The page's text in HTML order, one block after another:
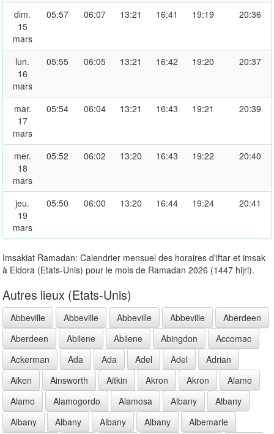
dim.
15
mars
05:57 06:07 13:21 16:41 19:19 20:36
lun.
16
mars
05:55 06:05 13:21 16:42 19:20 20:37
mar.
17
mars
05:54 06:04 13:21 16:43 19:21 20:39
mer.
18
mars
05:52 06:02 13:20 16:43 19:22 20:40
jeu.
19
mars
05:50 06:00 13:20 16:44 19:24 20:41
Imsakiat Ramadan: Calendrier mensuel des horaires d'iftar et imsak
à Eldora (Etats-Unis) pour le mois de Ramadan 2026 (1447 hijri).
Autres lieux (Etats-Unis)
Abbeville Abbeville Abbeville Abbeville
Aberdeen
Aberdeen
Abilene Abilene Abingdon
Accomac
Ackerman
Ada Ada Adel Adel
Adrian
Aiken
Ainsworth Aitkin Akron Akron
Alamo
Alamo
Alamogordo Alamosa Albany
Albany
Albany
Albany Albany Albany
Albemarle